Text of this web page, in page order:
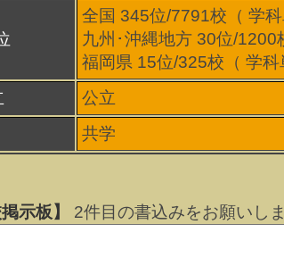
全国 345位/7791校（ 学科
九州･沖縄地方 30位/1200
福岡県 15位/325校（ 学科
公立
共学
示板】
2件目の書込みをお願いしま